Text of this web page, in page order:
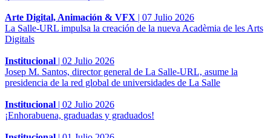
Arte Digital, Animación & VFX | 07 Julio 2026
La Salle-URL impulsa la creación de la nueva Acadèmia de les Arts
Digitals
Institucional | 02 Julio 2026
Josep M. Santos, director general de La Salle-URL, asume la
presidencia de la red global de universidades de La Salle
Institucional | 02 Julio 2026
¡Enhorabuena, graduadas y graduados!